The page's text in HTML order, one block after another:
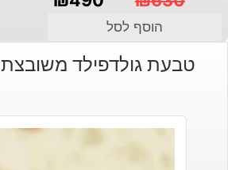
המקורי
היה:
הנוכחי
הוא:
הוסף לסל
טבעת גולדפילד משובצת 3 קריסטלים